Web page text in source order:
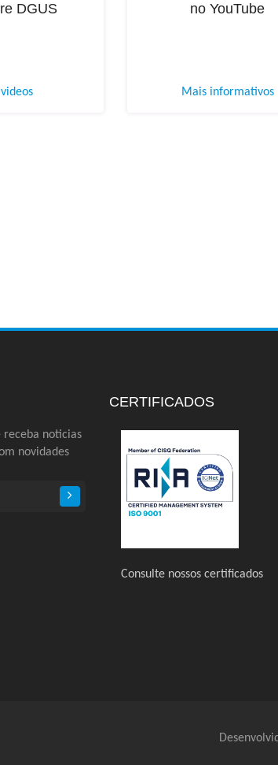
DGUS
no YouTube
Mais informativos
receba noticias
novidades
CERTIFICADOS
Consulte nossos certificados